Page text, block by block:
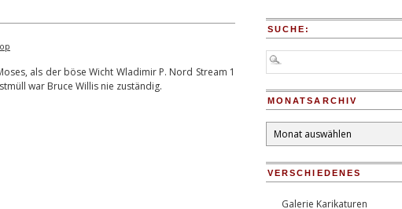
als der böse Wicht Wladimir P. Nord Stream 1
war Bruce Willis nie zuständig.
SUCHE:
MONATSARCHIV
Monatsarchiv
VERSCHIEDENES
Galerie Karikaturen